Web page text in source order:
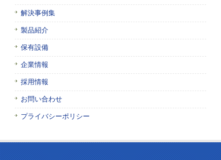
解決事例集
製品紹介
保有設備
企業情報
採用情報
お問い合わせ
プライバシーポリシー